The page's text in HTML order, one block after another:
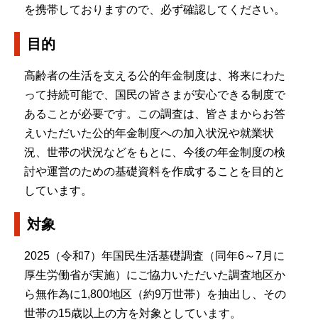
を携帯しておりますので、必ず確認してください。
目的
高齢者の生活を支える公的年金制度は、将来にわた
って持続可能で、国民の皆さまが安心できる制度で
あることが必要です。この調査は、皆さまからお答
えいただいた公的年金制度への加入状況や就業状
況、世帯の状況などをもとに、今後の年金制度の検
討や運営のための基礎資料を作成することを目的と
しています。
対象
2025（令和7）年国民生活基礎調査（同年6～7月に
厚生労働省が実施）にご協力いただいた調査地区か
ら無作為に1,800地区（約9万世帯）を抽出し、その
世帯の15歳以上の方を対象としています。